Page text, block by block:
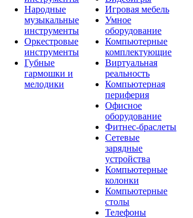
Народные
музыкальные
инструменты
Оркестровые
инструменты
Губные
гармошки и
мелодики
Игровая мебель
Умное
оборудование
Компьютерные
комплектующие
Виртуальная
реальность
Компьютерная
периферия
Офисное
оборудование
Фитнес-браслеты
Сетевые
зарядные
устройства
Компьютерные
колонки
Компьютерные
столы
Телефоны